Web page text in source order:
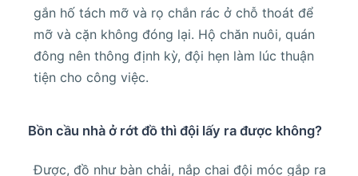
gắn hố tách mỡ và rọ chắn rác ở chỗ thoát để
mỡ và cặn không đóng lại. Hộ chăn nuôi, quán
đông nên thông định kỳ, đội hẹn làm lúc thuận
tiện cho công việc.
Bồn cầu nhà ở rớt đồ thì đội lấy ra được không?
Được, đồ như bàn chải, nắp chai đội móc gắp ra